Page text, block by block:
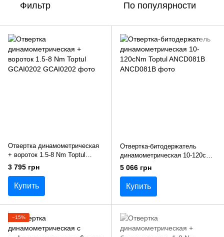
Фильтр По популярности
Отвертка динамометрическая
+ вороток 1.5-8 Nm Toptul
GCAI0202
3 795 грн
Купить
Отвертка-битодержатель
динамометрическая 10-120cNm
Toptul ANCD081B
5 066 грн
Купить
−15%